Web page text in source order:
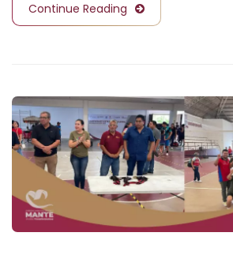
Continue Reading